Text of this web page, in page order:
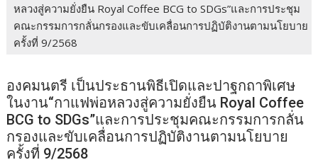
หลวงสู่ความยั่งยืน Royal Coffee BCG to SDGs”และการประชุม
คณะกรรมการกลั่นกรองและขับเคลื่อนการปฏิบัติงานตามนโยบาย
ครั้งที่ 9/2568
องคมนตรี เป็นประธานพิธีเปิดและปาฐกถาพิเศษ
ในงาน“กาแฟพ่อหลวงสู่ความยั่งยืน Royal Coffee
BCG to SDGs”และการประชุมคณะกรรมการกลั่น
กรองและขับเคลื่อนการปฏิบัติงานตามนโยบาย
ครั้งที่ 9/2568